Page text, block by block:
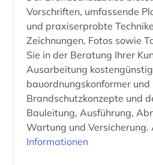
klebstoff (1)
klimatechnik (3)
kohle (1)
kommunikation (2)
Vorschriften, umfassende
und praxiserprobte
Zeichnungen, Fotos sowie
Sie in der Beratung Ihrer
Ausarbeitung
bauordnungskonformer und
Brandschutzkonzepte und
Bauleitung, Ausführung,
Wartung und Versicherung.
Informationen